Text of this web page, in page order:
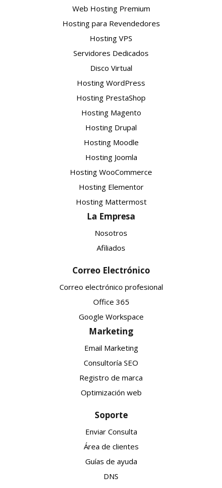
Web Hosting Premium
Hosting para Revendedores
Hosting VPS
Servidores Dedicados
Disco Virtual
Hosting WordPress
Hosting PrestaShop
Hosting Magento
Hosting Drupal
Hosting Moodle
Hosting Joomla
Hosting WooCommerce
Hosting Elementor
Hosting Mattermost
La Empresa
Nosotros
Afiliados
Correo Electrónico
Correo electrónico profesional
Office 365
Google Workspace
Marketing
Email Marketing
Consultoría SEO
Registro de marca
Optimización web
Soporte
Enviar Consulta
Área de clientes
Guías de ayuda
DNS